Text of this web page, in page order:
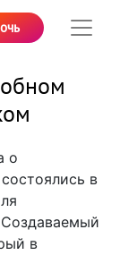
о
в
в